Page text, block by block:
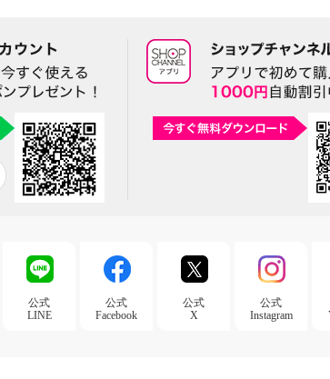
公式
LINE
公式
Facebook
公式
X
公式
Instagram